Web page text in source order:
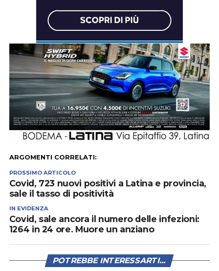
ARGOMENTI CORRELATI:
PROSSIMO ARTICOLO
Covid, 723 nuovi positivi a Latina e provincia,
sale il tasso di positività
IN EVIDENZA
Covid, sale ancora il numero delle infezioni:
1264 in 24 ore. Muore un anziano
POTREBBE INTERESSARTI...